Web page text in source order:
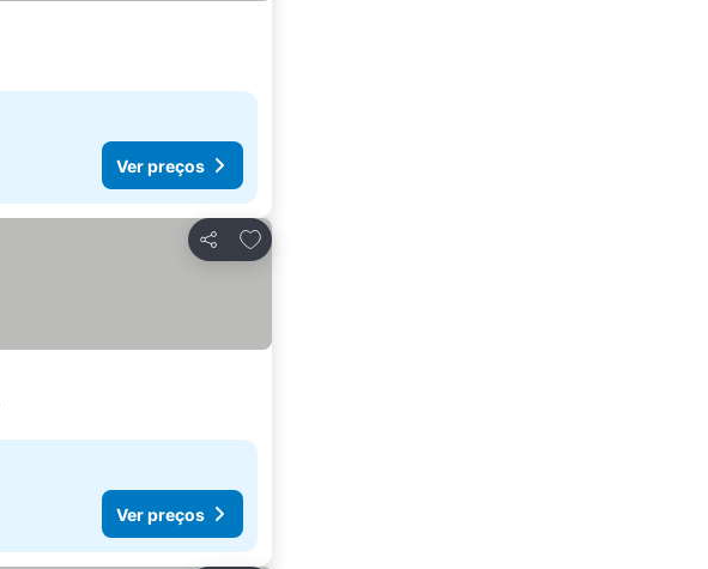
Ver preços
Partilhar
Adicionar aos favoritos
Ver preços